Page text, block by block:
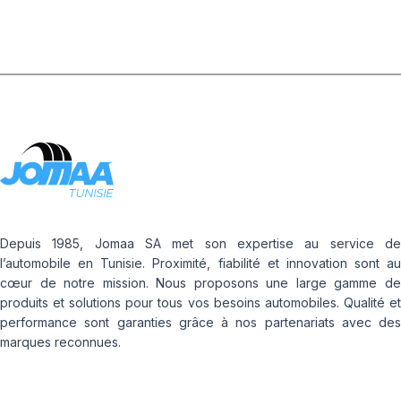
Depuis 1985, Jomaa SA met son expertise au service de
l’automobile en Tunisie. Proximité, fiabilité et innovation sont au
cœur de notre mission. Nous proposons une large gamme de
produits et solutions pour tous vos besoins automobiles. Qualité et
performance sont garanties grâce à nos partenariats avec des
marques reconnues.